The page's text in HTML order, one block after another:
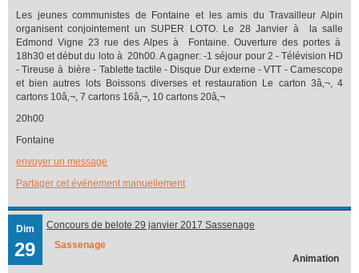
Les jeunes communistes de Fontaine et les amis du Travailleur Alpin
organisent conjointement un SUPER LOTO. Le 28 Janvier à la salle
Edmond Vigne 23 rue des Alpes à Fontaine. Ouverture des portes à
18h30 et début du loto à 20h00. A gagner: -1 séjour pour 2 - Télévision HD
- Tireuse à bière - Tablette tactile - Disque Dur externe - VTT - Camescope
et bien autres lots Boissons diverses et restauration Le carton 3â‚¬, 4
cartons 10â‚¬, 7 cartons 16â‚¬, 10 cartons 20â‚¬
20h00
Fontaine
envoyer un message
Partager cet événement manuellement
Dim
29
Concours de belote 29 janvier 2017 Sassenage
Sassenage
Animation